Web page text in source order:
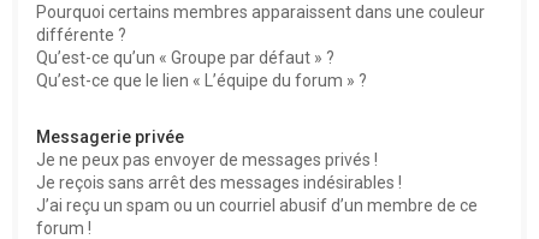
Pourquoi certains membres apparaissent dans une couleur
différente ?
Qu’est-ce qu’un « Groupe par défaut » ?
Qu’est-ce que le lien « L’équipe du forum » ?
Messagerie privée
Je ne peux pas envoyer de messages privés !
Je reçois sans arrêt des messages indésirables !
J’ai reçu un spam ou un courriel abusif d’un membre de ce
forum !